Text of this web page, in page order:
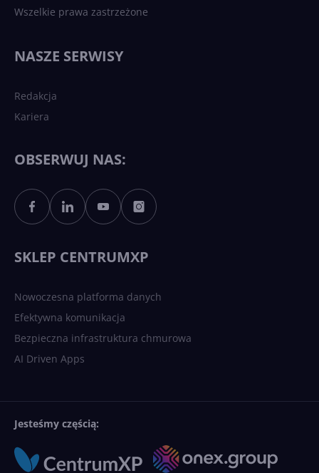
Sztuczna inteligencja po
polsku. Dość barier
Wszelkie prawa zastrzeżone
NASZE SERWISY
Redakcja
Kariera
OBSERWUJ NAS:
SKLEP CENTRUMXP
Nowoczesna platforma danych
Efektywna komunikacja
Bezpieczna infrastruktura chmurowa
AI Driven Apps
Jesteśmy częścią: